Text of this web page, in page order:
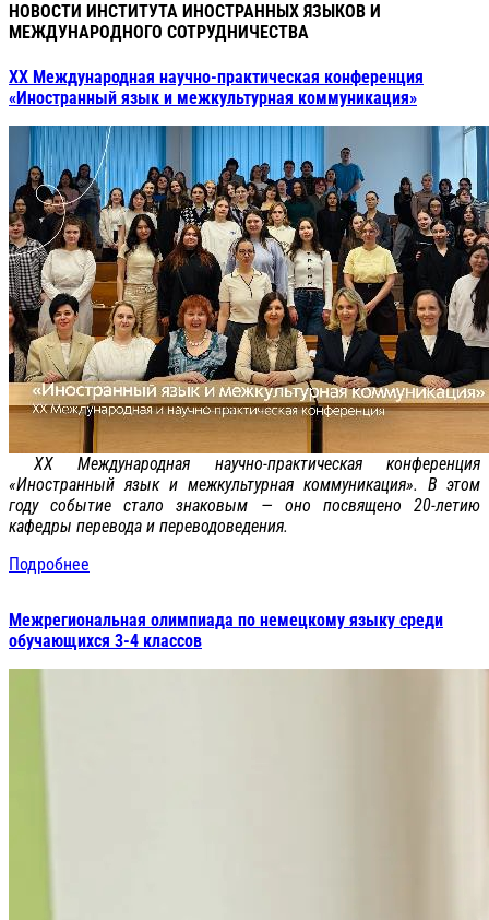
НОВОСТИ ИНСТИТУТА ИНОСТРАННЫХ ЯЗЫКОВ И
МЕЖДУНАРОДНОГО СОТРУДНИЧЕСТВА
XX Международная научно-практическая конференция
«Иностранный язык и межкультурная коммуникация»
XX Международная научно-практическая конференция
«Иностранный язык и межкультурная коммуникация». В этом
году событие стало знаковым — оно посвящено 20-летию
кафедры перевода и переводоведения.
Подробнее
Межрегиональная олимпиада по немецкому языку среди
обучающихся 3-4 классов